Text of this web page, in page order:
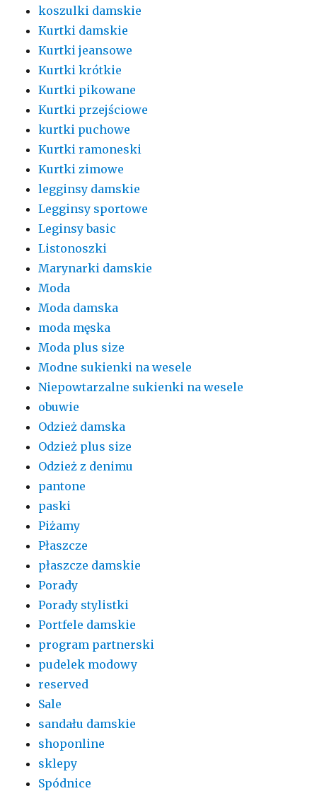
koszulki damskie
Kurtki damskie
Kurtki jeansowe
Kurtki krótkie
Kurtki pikowane
Kurtki przejściowe
kurtki puchowe
Kurtki ramoneski
Kurtki zimowe
legginsy damskie
Legginsy sportowe
Leginsy basic
Listonoszki
Marynarki damskie
Moda
Moda damska
moda męska
Moda plus size
Modne sukienki na wesele
Niepowtarzalne sukienki na wesele
obuwie
Odzież damska
Odzież plus size
Odzież z denimu
pantone
paski
Piżamy
Płaszcze
płaszcze damskie
Porady
Porady stylistki
Portfele damskie
program partnerski
pudelek modowy
reserved
Sale
sandału damskie
shoponline
sklepy
Spódnice